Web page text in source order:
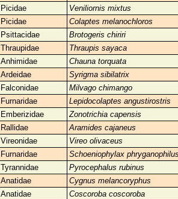
Picidae
Veniliornis mixtus
Picidae
Colaptes melanochloros
Psittacidae
Brotogeris chiriri
Thraupidae
Thraupis sayaca
Anhimidae
Chauna torquata
Ardeidae
Syrigma sibilatrix
Falconidae
Milvago chimango
Furnaridae
Lepidocolaptes angustirostris
Emberizidae
Zonotrichia capensis
Rallidae
Aramides cajaneus
Vireonidae
Vireo olivaceus
Furnaridae
Schoeniophylax
Tyrannidae
Pyrocephalus rubinus
Anatidae
Cygnus melancoryphus
Anatidae
Coscoroba coscoroba